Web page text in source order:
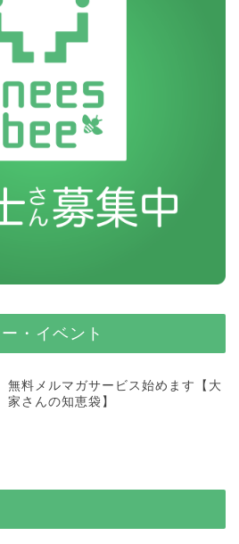
・イベント
無料メルマガサービス始めます【大
家さんの知恵袋】